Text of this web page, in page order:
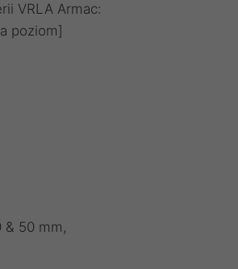
VRLA Armac:
poziom]
& 50 mm,